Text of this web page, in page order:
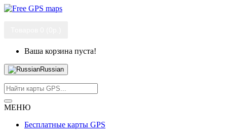
Ваша корзина пуста!
Russian
МЕНЮ
Бесплатные карты GPS